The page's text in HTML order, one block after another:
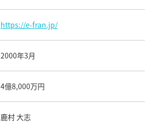
https://e-fran.jp/
2000年3月
4億8,000万円
鹿村 大志